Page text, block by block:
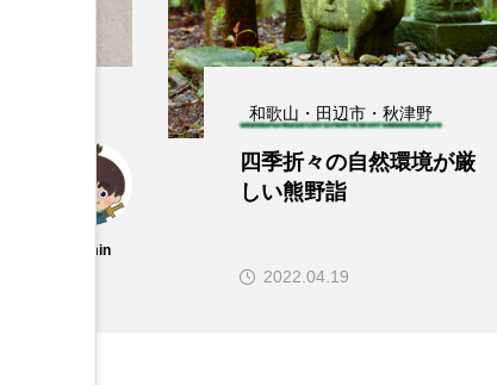
admin
和歌山・田辺市・秋津野
四季折々の自然環境が厳
しい熊野詣
2022.04.19